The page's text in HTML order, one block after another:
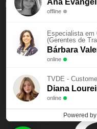
EXAME PSICOTÉCNICO
Ana
offline
Especialista em
(Gerentes de
Bárbara
online
TVDE -
Diana
online
Powered by